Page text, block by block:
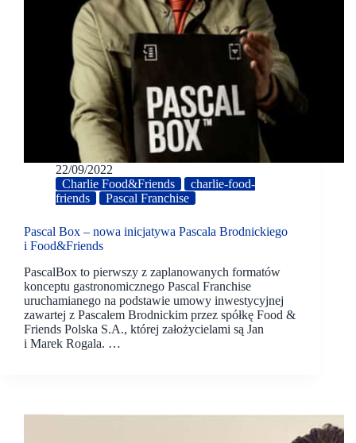
22/09/2022
Charlie Food&Friends
charlie-food-
friends
Pascal Franchise
Pascal Box – nowa inicjatywa Pascala Brodnickiego
i Food&Friends
PascalBox to pierwszy z zaplanowanych formatów
konceptu gastronomicznego Pascal Franchise
uruchamianego na podstawie umowy inwestycyjnej
zawartej z Pascalem Brodnickim przez spółkę Food &
Friends Polska S.A., której założycielami są Jan
i Marek Rogala. …